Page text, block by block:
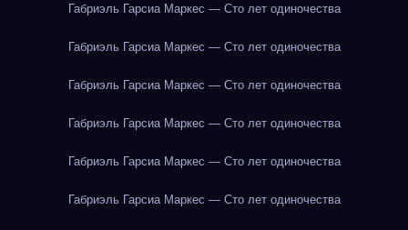
Габриэль Гарсиа Маркес — Сто лет одиночества
Габриэль Гарсиа Маркес — Сто лет одиночества
Габриэль Гарсиа Маркес — Сто лет одиночества
Габриэль Гарсиа Маркес — Сто лет одиночества
Габриэль Гарсиа Маркес — Сто лет одиночества
Габриэль Гарсиа Маркес — Сто лет одиночества